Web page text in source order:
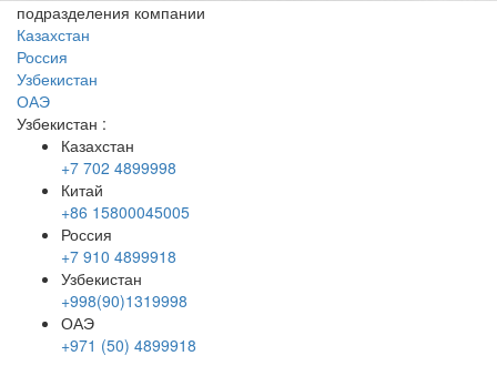
подразделения компании
Казахстан
Россия
Узбекистан
ОАЭ
Узбекистан :
Казахстан
+7 702 4899998
Китай
+86 15800045005
Россия
+7 910 4899918
Узбекистан
+998(90)1319998
ОАЭ
+971 (50) 4899918